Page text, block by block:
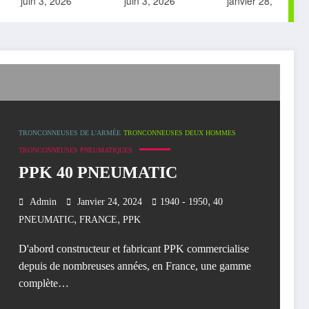
TRONCONNEUSES DE L'ARMÉE TRONCONNEUSES DEUX HOMMES
TRONCONNEUSES PNEUMATIQUES
PPK 40 PNEUMATIC
Admin Janvier 24, 2024 1940 - 1950, 40
PNEUMATIC, FRANCE, PPK
D'abord constructeur et fabricant PPK commercialise
depuis de nombreuses années, en France, une gamme
complète…